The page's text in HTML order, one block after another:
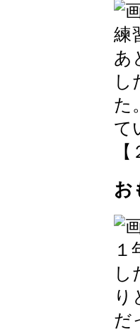
練
あ
し
た
て
お
１
し
り
だ